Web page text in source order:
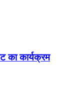
का कार्यक्रम